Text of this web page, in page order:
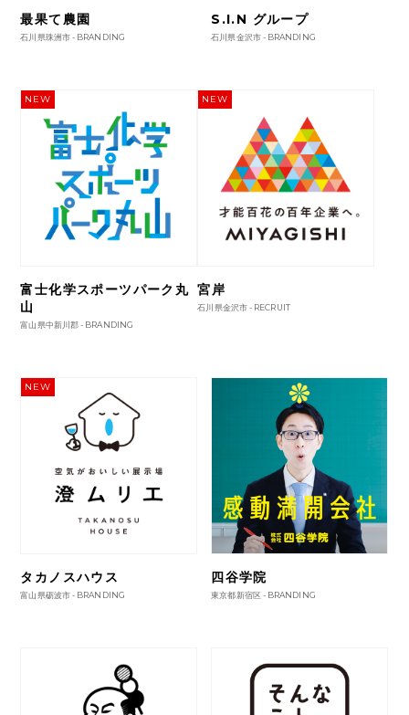
最果て農園
石川県珠洲市 - BRANDING
S.I.N グループ
石川県金沢市 - BRANDING
NEW
富士化学スポーツパーク丸
山
富山県中新川郡 - BRANDING
NEW
宮岸
石川県金沢市 - RECRUIT
NEW
タカノスハウス
富山県砺波市 - BRANDING
四谷学院
東京都新宿区 - BRANDING